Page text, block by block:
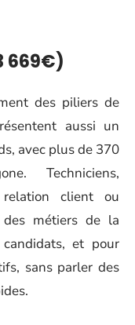
669€)
des piliers de
aussi un
avec plus de 370
Techniciens,
client ou
des métiers de la
et pour
sans parler des